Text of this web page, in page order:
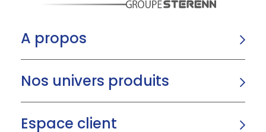
A propos
Nos univers produits
Espace client